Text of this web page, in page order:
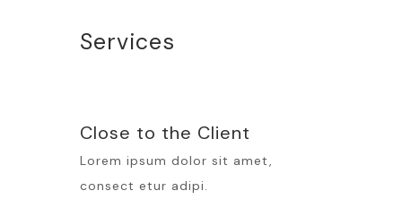
Services
Close to the Client
Lorem ipsum dolor sit amet,
consect etur adipi.